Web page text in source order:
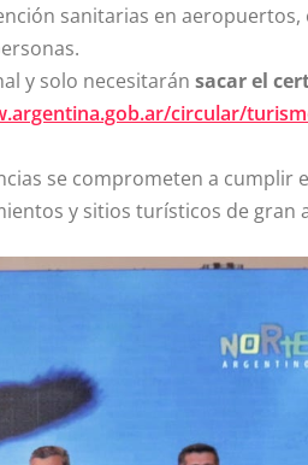
sanitarias en
y solo necesitarán sacar el
circular/
se comprometen a
y sitios turísticos de gran